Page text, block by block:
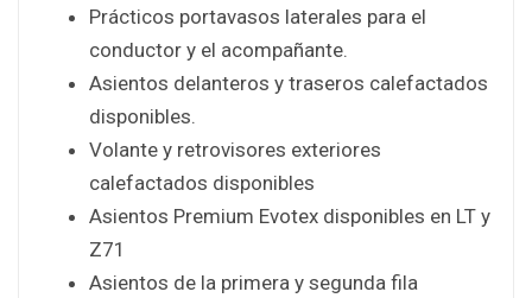
Prácticos portavasos laterales para el
conductor y el acompañante.
Asientos delanteros y traseros calefactados
disponibles.
Volante y retrovisores exteriores
calefactados disponibles
Asientos Premium Evotex disponibles en LT y
Z71
Asientos de la primera y segunda fila